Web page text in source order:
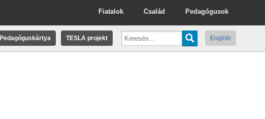
Pedagógusok
Család
Fiatalok
Pedagóguskártya TESLA projekt English